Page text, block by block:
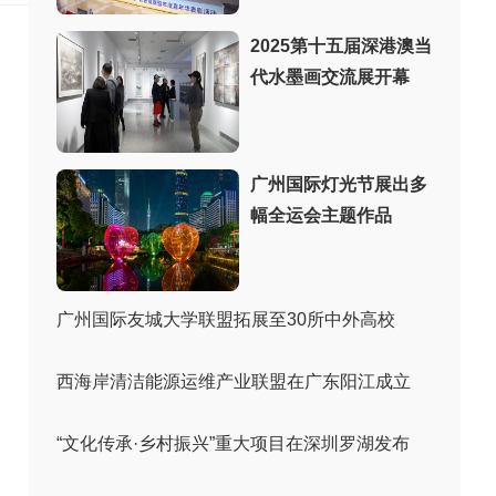
2025第十五届深港澳当
代水墨画交流展开幕
广州国际灯光节展出多
幅全运会主题作品
广州国际友城大学联盟拓展至30所中外高校
西海岸清洁能源运维产业联盟在广东阳江成立
“文化传承·乡村振兴”重大项目在深圳罗湖发布